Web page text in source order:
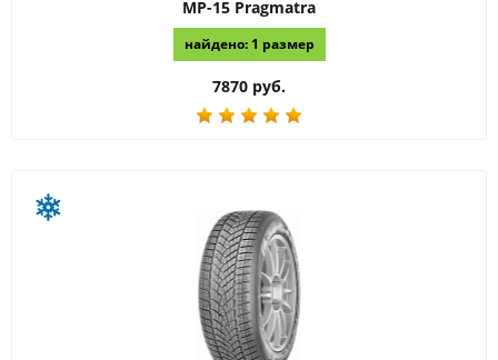
MP-15 Pragmatra
найдено: 1 размер
7870 руб.